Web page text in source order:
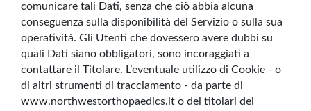
comunicare tali Dati, senza che ciò abbia alcuna
conseguenza sulla disponibilità del Servizio o sulla sua
operatività. Gli Utenti che dovessero avere dubbi su
quali Dati siano obbligatori, sono incoraggiati a
contattare il Titolare. L’eventuale utilizzo di Cookie - o
di altri strumenti di tracciamento - da parte di
www.northwestorthopaedics.it o dei titolari dei